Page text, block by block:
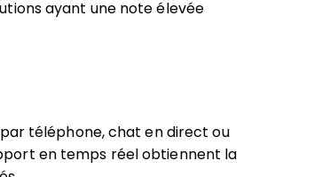
ayant une note élevée
téléphone, chat en direct ou
en temps réel obtiennent la